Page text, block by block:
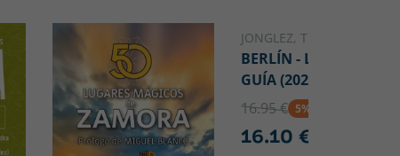
JONGLEZ, THOMAS
BERLÍN - LA OTRA
GUÍA (2026)
16.95 € 5% DTO
16.10 €